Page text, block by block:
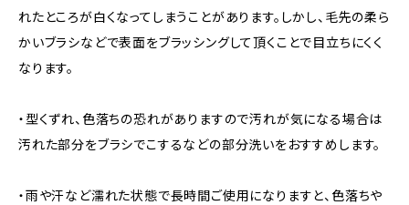
れたところが白くなってしまうことがあります。しかし、毛先の柔ら
かいブラシなどで表面をブラッシングして頂くことで目立ちにくく
なります。
・型くずれ、色落ちの恐れがありますので汚れが気になる場合は
汚れた部分をブラシでこするなどの部分洗いをおすすめします。
・雨や汗など濡れた状態で長時間ご使用になりますと、色落ちや